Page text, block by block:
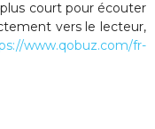
court pour écouter
vers le lecteur,
www.qobuz.com/fr-